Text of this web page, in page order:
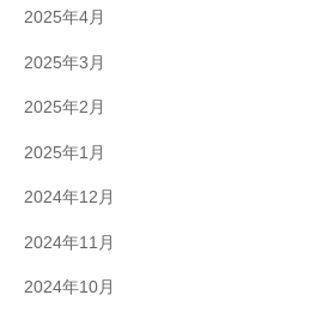
2025年4月
2025年3月
2025年2月
2025年1月
2024年12月
2024年11月
2024年10月